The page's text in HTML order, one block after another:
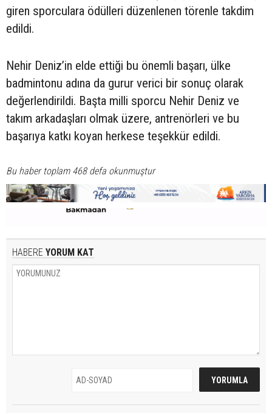
giren sporculara ödülleri düzenlenen törenle takdim
edildi.
Nehir Deniz’in elde ettiği bu önemli başarı, ülke
badmintonu adına da gurur verici bir sonuç olarak
değerlendirildi. Başta milli sporcu Nehir Deniz ve
takım arkadaşları olmak üzere, antrenörleri ve bu
başarıya katkı koyan herkese teşekkür edildi.
Bu haber toplam 468 defa okunmuştur
HABERE YORUM KAT